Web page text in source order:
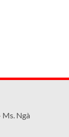
Ms. Ngà